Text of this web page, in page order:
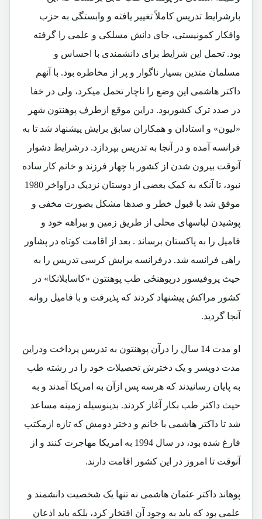
بارشرایط تدریس کاملاً تغییر یافته و وابستگی به حزب
وافکار کمونیستی، جای دانش مسلکی و علمی را گرفته
بود. تحمل این شرایط برای دانشمندی با احساس و
مسلمان متدین بسیار ناگوار و پر از مخاطره بود. با آنهم
داکتر هاشمی این وضع را ناچار تحمل میکرد، ولی در خفا
در صدد ترک کشوربود. دراین موقع ازطرف پوهنتون شهر
«لیون» و استادان و همکاران سابق برایش پیشنهاد شد تا به
فرانسه آمده و در آنجا به تدریس بپردازد. درشرایط دشوار
آنوقت بیرون شدن از کشور با چهار فرزند و خانم کار ساده
نبود، تا آنکه به کمک بعضی از دوستان نزدیک دراواخر 1980
موفق شد با قبول خطر و صدها مشکل بصورت مخفی و
پوشیدن لباسهای محلی از طریق زمین و بیراهه خود و
فامیل را به پاکستان برساند . بعد از اقامت کوتاه در پشاور
راهی فرانسه شد. درفرانسه برایش کرسی تدریس را به
حیث پروفیسور درپوهنځی طب پوهنتون «کاسابلانکا» در
کشور مراکش پیشنهاد کردند که پذیرفت و با فامیل روانه
آنجا گردید.
او مدت 14 سال را درآن پوهنتون به تدریس پرداخت ودراین
مدت دوپسر و یک دخترش تحصیلات خود را در رشته طب
به پایان رسانیدند که هرسه پس ازآن به امریکا آمدند و به
حیث داکتر طب بکار آغاز کردند. بدینوسیله زمینه مساعد
شد تا داکتر هاشمی با خانم و دختر دومش که تازه ازمکتب
فارغ شده بود، در سال 1994 به امریکا مهاجرت کنند و از
آنوقت تا امروز در این کشور اقامت دارند.
پوهاند داکتر عثمان هاشمی نه تنها یک شخصیت دانشمند و
علمی بود که باید به وجود آن افتخار کرد، بلکه باید اذعان